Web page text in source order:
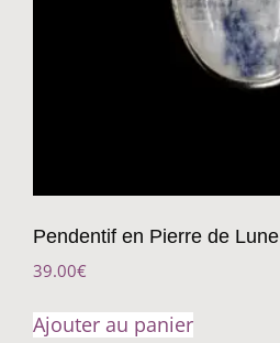
Pendentif en Pierre de Lune
39.00€
Ajouter au panier